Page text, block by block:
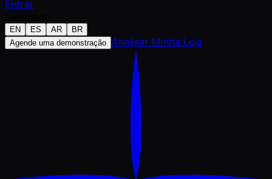
Entrar
EN ES AR
BR
Agende uma demonstração Analisar Minha Loja